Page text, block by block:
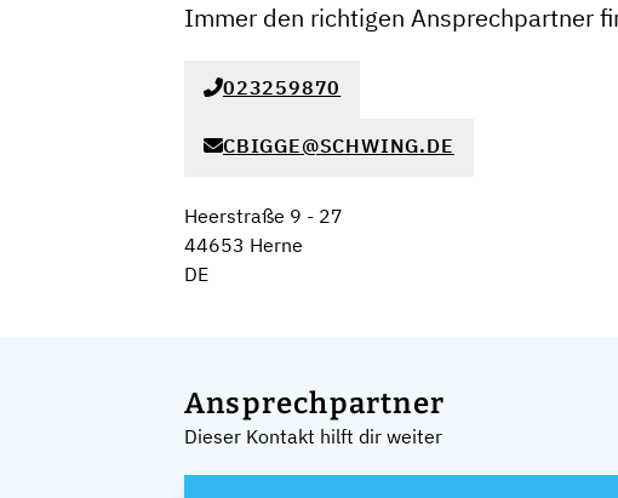
Immer den richtigen Ansprechpartner
023259870
CBIGGE@SCHWING.DE
Heerstraße 9 - 27
44653 Herne
DE
Ansprechpartner
Dieser Kontakt hilft dir weiter